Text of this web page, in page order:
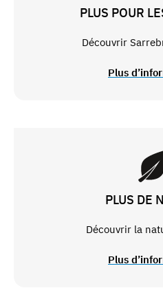
PLUS POUR
Découvrir
Plus
PLUS DE
Découvrir la
Plus